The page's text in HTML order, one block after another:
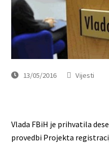
13/05/2016 Vijesti
Vlada FBiH je prihvatila
provedbi Projekta